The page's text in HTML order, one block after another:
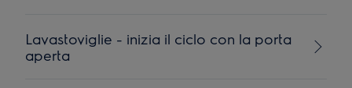
Lavastoviglie - inizia il ciclo con la porta
aperta